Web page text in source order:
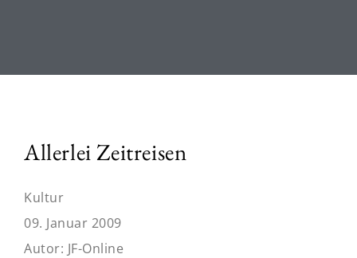
Allerlei Zeitreisen
Kultur
09. Januar 2009
Autor: JF-Online